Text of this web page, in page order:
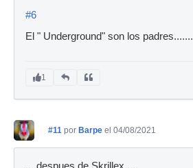
#6
El " Underground" son los padres.......
1
#11 por Barpe el 04/08/2021